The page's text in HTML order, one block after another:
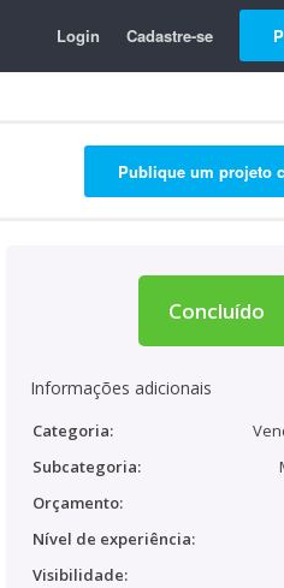
Login Cadastre-se
Publique um projeto
Concluído
Informações adicionais
Categoria:
Subcategoria:
Orçamento:
Nível de experiência:
Visibilidade: